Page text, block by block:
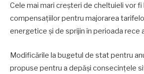
Cele mai mari creșteri de cheltuieli vor
compensațiilor pentru majorarea
energetice și de sprijin în perioada rece
Modificările la bugetul de stat pentru
propuse pentru a depăși consecințele